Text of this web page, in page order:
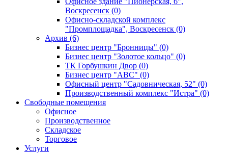
Воскресенск (0)
Офисно-складской комплекс
"Промплощадка", Воскресенск (0)
Архив (6)
Бизнес центр "Бронницы" (0)
Бизнес центр "Золотое кольцо" (0)
ТК Горбушкин Двор (0)
Бизнес центр "АВС" (0)
Офисный центр "Садовническая, 52" (0)
Производственный комплекс "Истра" (0)
Свободные помещения
Офисное
Производственное
Складское
Торговое
Услуги